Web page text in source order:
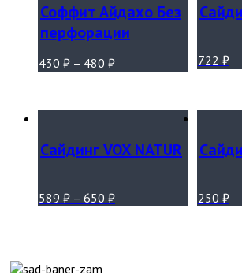
Соффит Айдахо Без
перфорации
430 ₽ – 480 ₽ 722 ₽
Сайдинг VOX NATUR
589 ₽ – 650 ₽ 250 ₽